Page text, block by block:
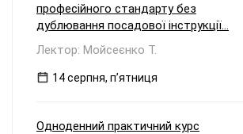
професійного стандарту без
дублювання посадової інструкції...
Лектор: Мойсеєнко Т.
14 серпня, пʼятниця
Одноденний практичний курс